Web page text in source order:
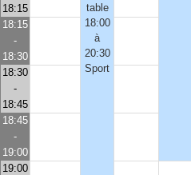
18:15
table
18:00
à
20:30
Sport
18:15
-
18:30
18:30
-
18:45
18:45
-
19:00
19:00